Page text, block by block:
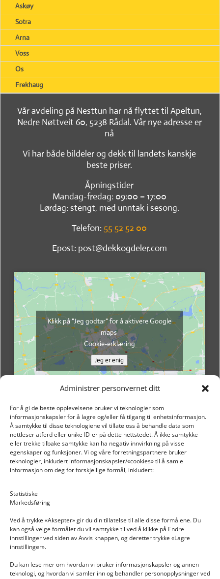
Administrer personvernet ditt
For å gi de beste opplevelsene bruker vi teknologier som
informasjonskapsler for å lagre og/eller få tilgang til enhetsinformasjon.
Å samtykke til disse teknologiene vil tillate oss å behandle data som
nettleser atferd eller unike ID-er på dette nettstedet. Å ikke samtykke
eller trekke tilbake samtykke kan ha negativ innvirkning på visse
egenskaper og funksjoner. Vi og våre forretningspartnere bruker
teknologier, inkludert informasjonskapsler/«cookies» til å samle
informasjon om deg for forskjellige formål, inkludert:
Statistiske
Markedsføring
Ved å trykke «Aksepter» gir du din tillatelse til alle disse formålene. Du
kan også velge formålet du vil samtykke til ved å klikke på Endre
innstillinger ved siden av Avvis knappen, og deretter trykke «Lagre
innstillinger».
Du kan lese mer om hvordan vi bruker informasjonskapsler og annen
teknologi, og hvordan vi samler inn og behandler personopplysninger ved
Askøy
Sotra
Arna
Voss
Os
Frekhaug
Vår avdeling på Nesttun har nå flyttet til Apeltun,
Nedre Nøttveit 60, 5238 Rådal. Vår nye adresse er
nå
Vi har både bildeler og dekk til landets kanskje
beste priser.
Åpningstider
Mandag-fredag: 09:00 – 17:00
Lørdag: stengt, med unntak i sesong.
Telefon: 55 52 52 00
Epost: post@dekkogdeler.com
Klikk på "Jeg godtar" for å aktivere Google
maps
Cookie-erklæring
Jeg er enig
INFORMASJON